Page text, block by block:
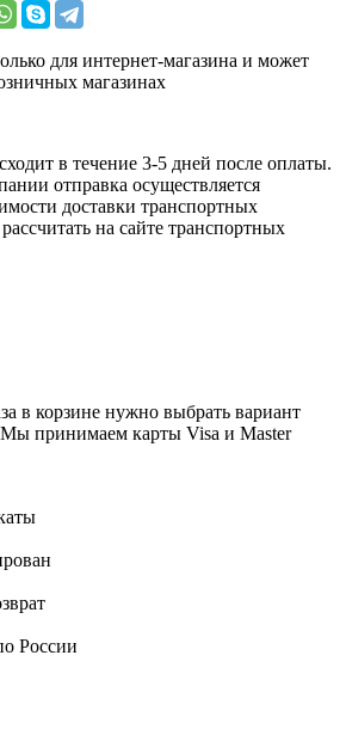
для интернет-магазина и может
магазинах
в течение 3-5 дней после оплаты.
отправка осуществляется
доставки транспортных
на сайте транспортных
в корзине нужно выбрать вариант
принимаем карты Visa и Master
России